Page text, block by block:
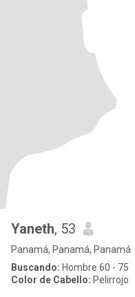
Yaneth, 53
Panamá, Panamá, Panamá
Buscando: Hombre 60 - 75
Color de Cabello: Pelirrojo